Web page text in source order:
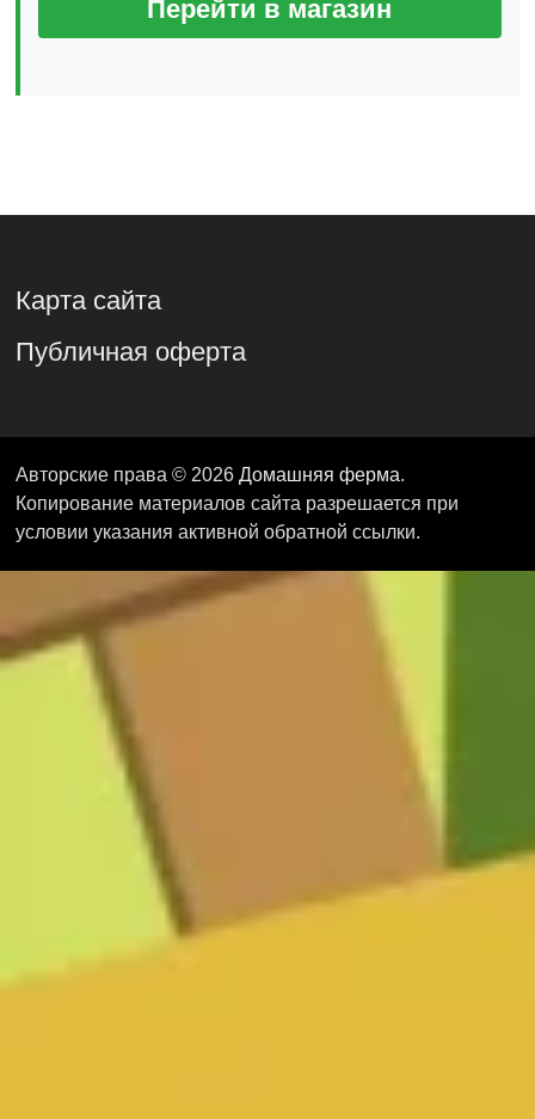
Перейти в магазин
Карта сайта
Публичная оферта
Авторские права © 2026 Домашняя ферма.
Копирование материалов сайта разрешается при
условии указания активной обратной ссылки.